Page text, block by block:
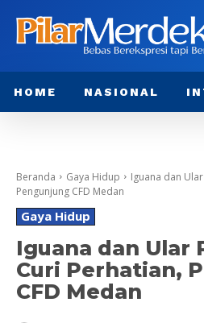
HOME NASIONAL
Beranda Gaya Hidup
Iguana dan
Pengunjung CFD Medan
Gaya Hidup
Iguana dan Ular
Curi Perhatian,
CFD Medan